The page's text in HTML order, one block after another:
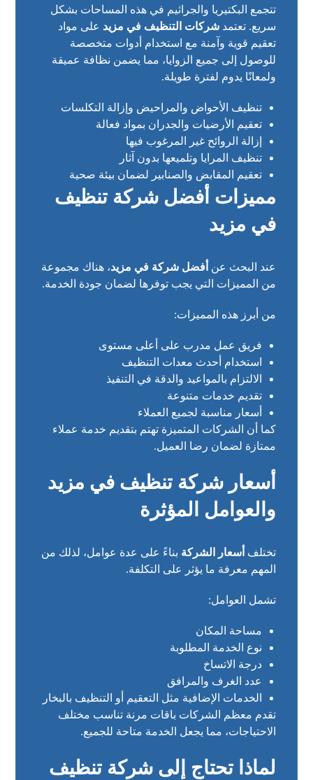
تتجمع البكتيريا والجراثيم في هذه المساحات بشكل
سريع. تعتمدشركات التنظيف في مزيد على مواد
تعقيم قوية وآمنة مع استخدام أدوات متخصصة
للوصول إلى جميع الزوايا، مما يضمن نظافة عميقة
ولمعانًا يدوم لفترة طويلة.
تنظيف الأحواض والمراحيض وإزالة التكلسات
تعقيم الأرضيات والجدران بمواد فعالة
إزالة الروائح غير المرغوب فيها
تنظيف المرايا وتلميعها بدون آثار
تعقيم المقابض والصنابير لضمان بيئة صحية
مميزات أفضل شركة تنظيف
في مزيد
عند البحث عن أفضل شركة في مزيد، هناك مجموعة
من المميزات التي يجب توفرها لضمان جودة الخدمة.
من أبرز هذه المميزات:
فريق عمل مدرب على أعلى مستوى
استخدام أحدث معدات التنظيف
الالتزام بالمواعيد والدقة في التنفيذ
تقديم خدمات متنوعة
أسعار مناسبة لجميع العملاء
كما أن الشركات المتميزة تهتم بتقديم خدمة عملاء
ممتازة لضمان رضا العميل.
أسعار شركة تنظيف في مزيد
والعوامل المؤثرة
تختلف أسعار الشركة بناءً على عدة عوامل، لذلك من
المهم معرفة ما يؤثر على التكلفة.
تشمل العوامل:
مساحة المكان
نوع الخدمة المطلوبة
درجة الاتساخ
عدد الغرف والمرافق
الخدمات الإضافية مثل التعقيم أو التنظيف بالبخار
تقدم معظم الشركات باقات مرنة تناسب مختلف
الاحتياجات، مما يجعل الخدمة متاحة للجميع.
لماذا تحتاج إلى شركة تنظيف